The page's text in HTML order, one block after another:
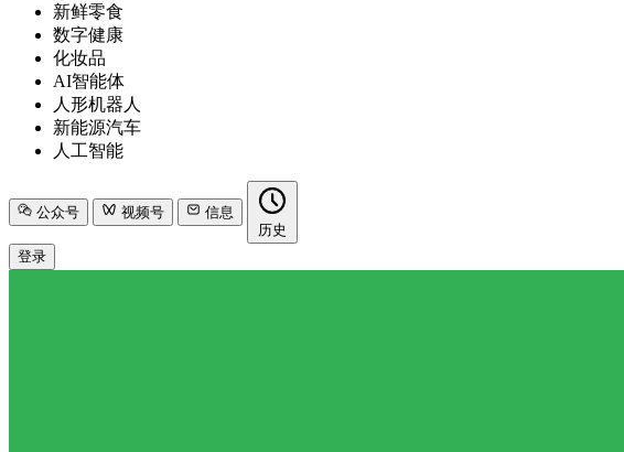
新鲜零食
数字健康
化妆品
AI智能体
人形机器人
新能源汽车
人工智能
公众号 视频号
信息
历史
登录